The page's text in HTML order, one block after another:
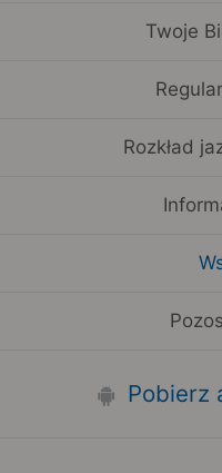
Twoje
Rozkład
Pobierz